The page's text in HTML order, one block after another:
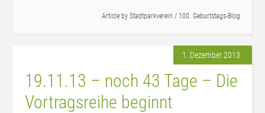
Article by Stadtparkverein / 100. Geburtstags-Blog
1. Dezember 2013
19.11.13 – noch 43 Tage – Die
Vortragsreihe beginnt